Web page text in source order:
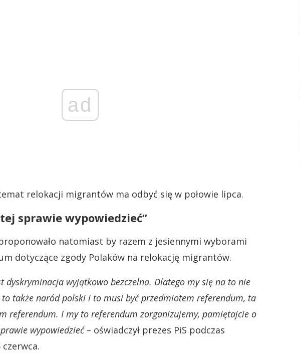
ad
relokacji migrantów ma odbyć się w połowie lipca.
sprawie wypowiedzieć”
natomiast by razem z jesiennymi wyborami
dotyczące zgody Polaków na relokację migrantów.
dyskryminacja wyjątkowo bezczelna. Dlatego my się na to nie
to także naród polski i to musi być przedmiotem referendum, ta
referendum. I my to referendum zorganizujemy, pamiętajcie o
wypowiedzieć – oświadczył prezes PiS podczas